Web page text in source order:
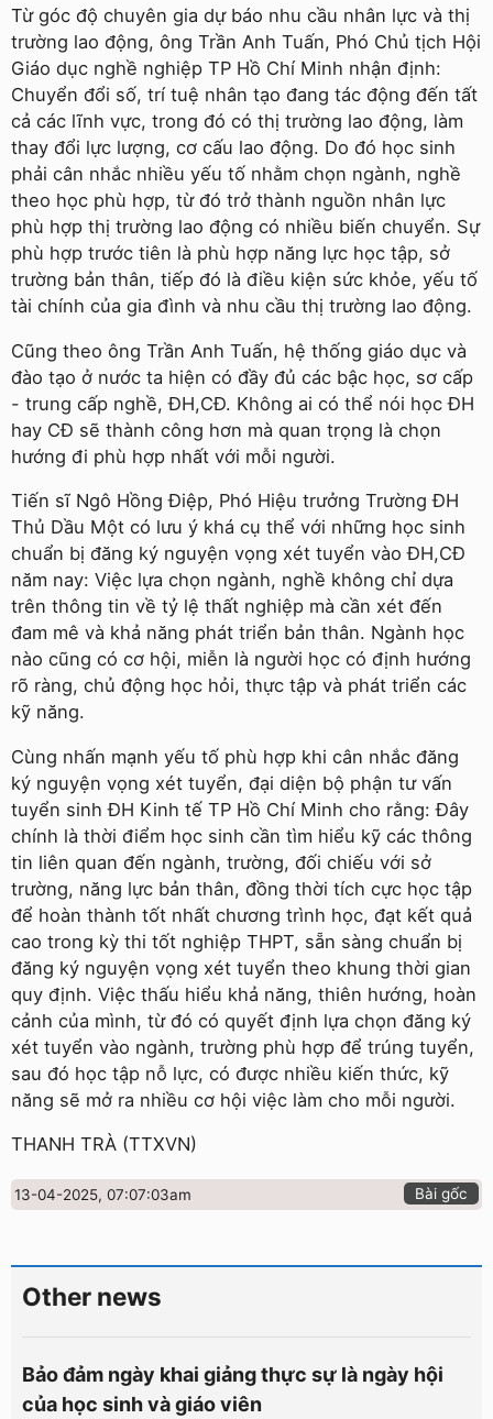
Từ góc độ chuyên gia dự báo nhu cầu nhân lực và thị
trường lao động, ông Trần Anh Tuấn, Phó Chủ tịch Hội
Giáo dục nghề nghiệp TP Hồ Chí Minh nhận định:
Chuyển đổi số, trí tuệ nhân tạo đang tác động đến tất
cả các lĩnh vực, trong đó có thị trường lao động, làm
thay đổi lực lượng, cơ cấu lao động. Do đó học sinh
phải cân nhắc nhiều yếu tố nhằm chọn ngành, nghề
theo học phù hợp, từ đó trở thành nguồn nhân lực
phù hợp thị trường lao động có nhiều biến chuyển. Sự
phù hợp trước tiên là phù hợp năng lực học tập, sở
trường bản thân, tiếp đó là điều kiện sức khỏe, yếu tố
tài chính của gia đình và nhu cầu thị trường lao động.
Cũng theo ông Trần Anh Tuấn, hệ thống giáo dục và
đào tạo ở nước ta hiện có đầy đủ các bậc học, sơ cấp
- trung cấp nghề, ÐH,CÐ. Không ai có thể nói học ÐH
hay CÐ sẽ thành công hơn mà quan trọng là chọn
hướng đi phù hợp nhất với mỗi người.
Tiến sĩ Ngô Hồng Ðiệp, Phó Hiệu trưởng Trường ÐH
Thủ Dầu Một có lưu ý khá cụ thể với những học sinh
chuẩn bị đăng ký nguyện vọng xét tuyển vào ÐH,CÐ
năm nay: Việc lựa chọn ngành, nghề không chỉ dựa
trên thông tin về tỷ lệ thất nghiệp mà cần xét đến
đam mê và khả năng phát triển bản thân. Ngành học
nào cũng có cơ hội, miễn là người học có định hướng
rõ ràng, chủ động học hỏi, thực tập và phát triển các
kỹ năng.
Cùng nhấn mạnh yếu tố phù hợp khi cân nhắc đăng
ký nguyện vọng xét tuyển, đại diện bộ phận tư vấn
tuyển sinh ÐH Kinh tế TP Hồ Chí Minh cho rằng: Ðây
chính là thời điểm học sinh cần tìm hiểu kỹ các thông
tin liên quan đến ngành, trường, đối chiếu với sở
trường, năng lực bản thân, đồng thời tích cực học tập
để hoàn thành tốt nhất chương trình học, đạt kết quả
cao trong kỳ thi tốt nghiệp THPT, sẵn sàng chuẩn bị
đăng ký nguyện vọng xét tuyển theo khung thời gian
quy định. Việc thấu hiểu khả năng, thiên hướng, hoàn
cảnh của mình, từ đó có quyết định lựa chọn đăng ký
xét tuyển vào ngành, trường phù hợp để trúng tuyển,
sau đó học tập nỗ lực, có được nhiều kiến thức, kỹ
năng sẽ mở ra nhiều cơ hội việc làm cho mỗi người.
THANH TRÀ (TTXVN)
13-04-2025, 07:07:03am Bài gốc
Other news
Bảo đảm ngày khai giảng thực sự là ngày hội
của học sinh và giáo viên